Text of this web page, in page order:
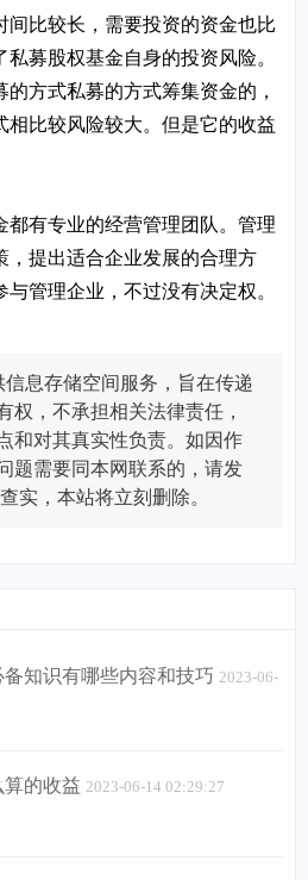
间比较长，需要投资的资金也比
募股权基金自身的投资风险。
方式私募的方式筹集资金的，
相比较风险较大。但是它的收益
都有专业的经营管理团队。管理
，提出适合企业发展的合理方
管理企业，不过没有决定权。
信息存储空间服务，旨在传递
权，不承担相关法律责任，
和对其真实性负责。如因作
题需要同本网联系的，请发
实，本站将立刻删除。
知识有哪些内容和技巧 2023-06-
的收益 2023-06-14 02:29:27